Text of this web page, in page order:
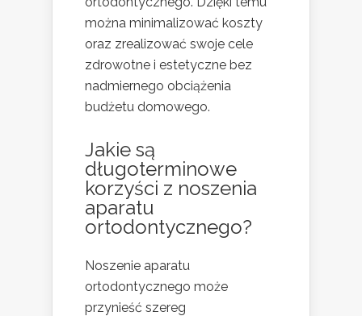
można minimalizować koszty
oraz zrealizować swoje cele
zdrowotne i estetyczne bez
nadmiernego obciążenia
budżetu domowego.
Jakie są
długoterminowe
korzyści z noszenia
aparatu
ortodontycznego?
Noszenie aparatu
ortodontycznego może
przynieść szereg